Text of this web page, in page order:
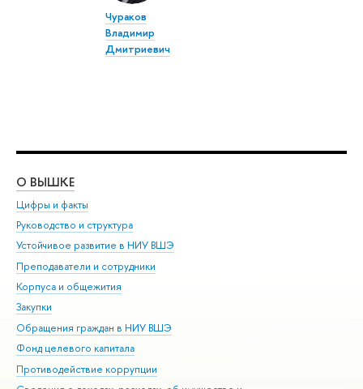
Чураков
Владимир
Дмитриевич
О ВЫШКЕ
Цифры и факты
Руководство и структура
Устойчивое развитие в НИУ ВШЭ
Преподаватели и сотрудники
Корпуса и общежития
Закупки
Обращения граждан в НИУ ВШЭ
Фонд целевого капитала
Противодействие коррупции